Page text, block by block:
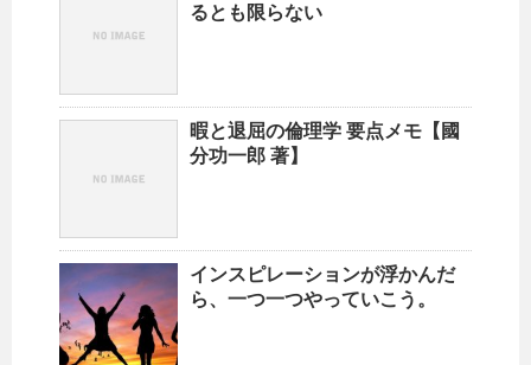
るとも限らない
暇と退屈の倫理学 要点メモ【國
分功一郎 著】
インスピレーションが浮かんだ
ら、一つ一つやっていこう。